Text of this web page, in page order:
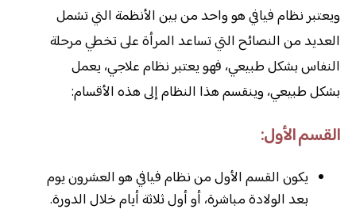
ويعتبر نظام فيافي هو واحد من بين الأنظمة التي تشمل
العديد من النصائح التي تساعد المرأة على تخطي مرحلة
النفاس بشكل طبيعي، فهو يعتبر نظام علاجي، يعمل
بشكل طبيعي، وينقسم هذا النظام إلى هذه الأقسام:
القسم الأول:
يكون القسم الأول من نظام فيافي هو العشرون يوم
بعد الولادة مباشرة، أو أول ثلاثة أيام خلال الدورة.